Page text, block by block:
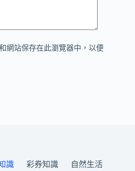
網站保存在此瀏覽器中，以便
識 彩券知識 自然生活